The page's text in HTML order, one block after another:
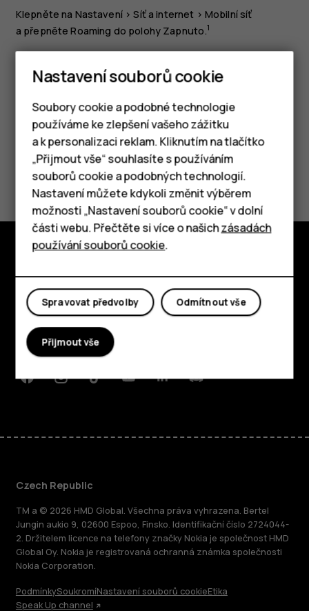
Chytré telefony
Tlačítkové telefony
Tablety
Klepněte na Nastavení>Síť a internet > Mobilní síť
a přepněteRoaming do polohy Zapnuto.1
možnostNastavení>Síť a internet>Využití dat
Pomohlo vám to?
Ano Ne
O nás
Planet and people
Podpora
FacebookInstagram
TiktokYoutubeLinkedinDiscord
Czech Republic
TM a © 2026 HMD Global. Všechna práva vyhrazena. Bertel
Jungin aukio 9, 02600 Espoo, Finsko. Identifikační číslo 2724044-
2. Držitelem licence na telefony značky Nokia je společnost HMD
Global Oy. Nokia je registrovaná ochranná známka společnosti
Nokia Corporation.
PodmínkySoukromíNastavení souborů cookieEtika
Speak Up channel
Nastavení souborů cookie
Soubory cookie a podobné technologie
používáme ke zlepšení vašeho zážitku
a k personalizaci reklam. Kliknutím na tlačítko
„Přijmout vše“ souhlasíte s používáním
souborů cookie a podobných technologií.
Nastavení můžete kdykoli změnit výběrem
možnosti „Nastavení souborů cookie“ v dolní
části webu. Přečtěte si více o našichzásadách
používání souborů cookie.
Odmítnout vše
Spravovat předvolby
Přijmout vše